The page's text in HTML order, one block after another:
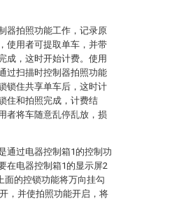
器拍照功能工作，记录原
使用者可提取单车，并带
成，这时开始计费。使用
过扫描时控制器拍照功能
锁住共享单车后，这时计
住和拍照完成，计费结
者将车随意乱停乱放，损
通过电器控制箱1的控制功
在电器控制箱1的显示屏2
面的控锁功能将万向挂勾
，并使拍照功能开启，将